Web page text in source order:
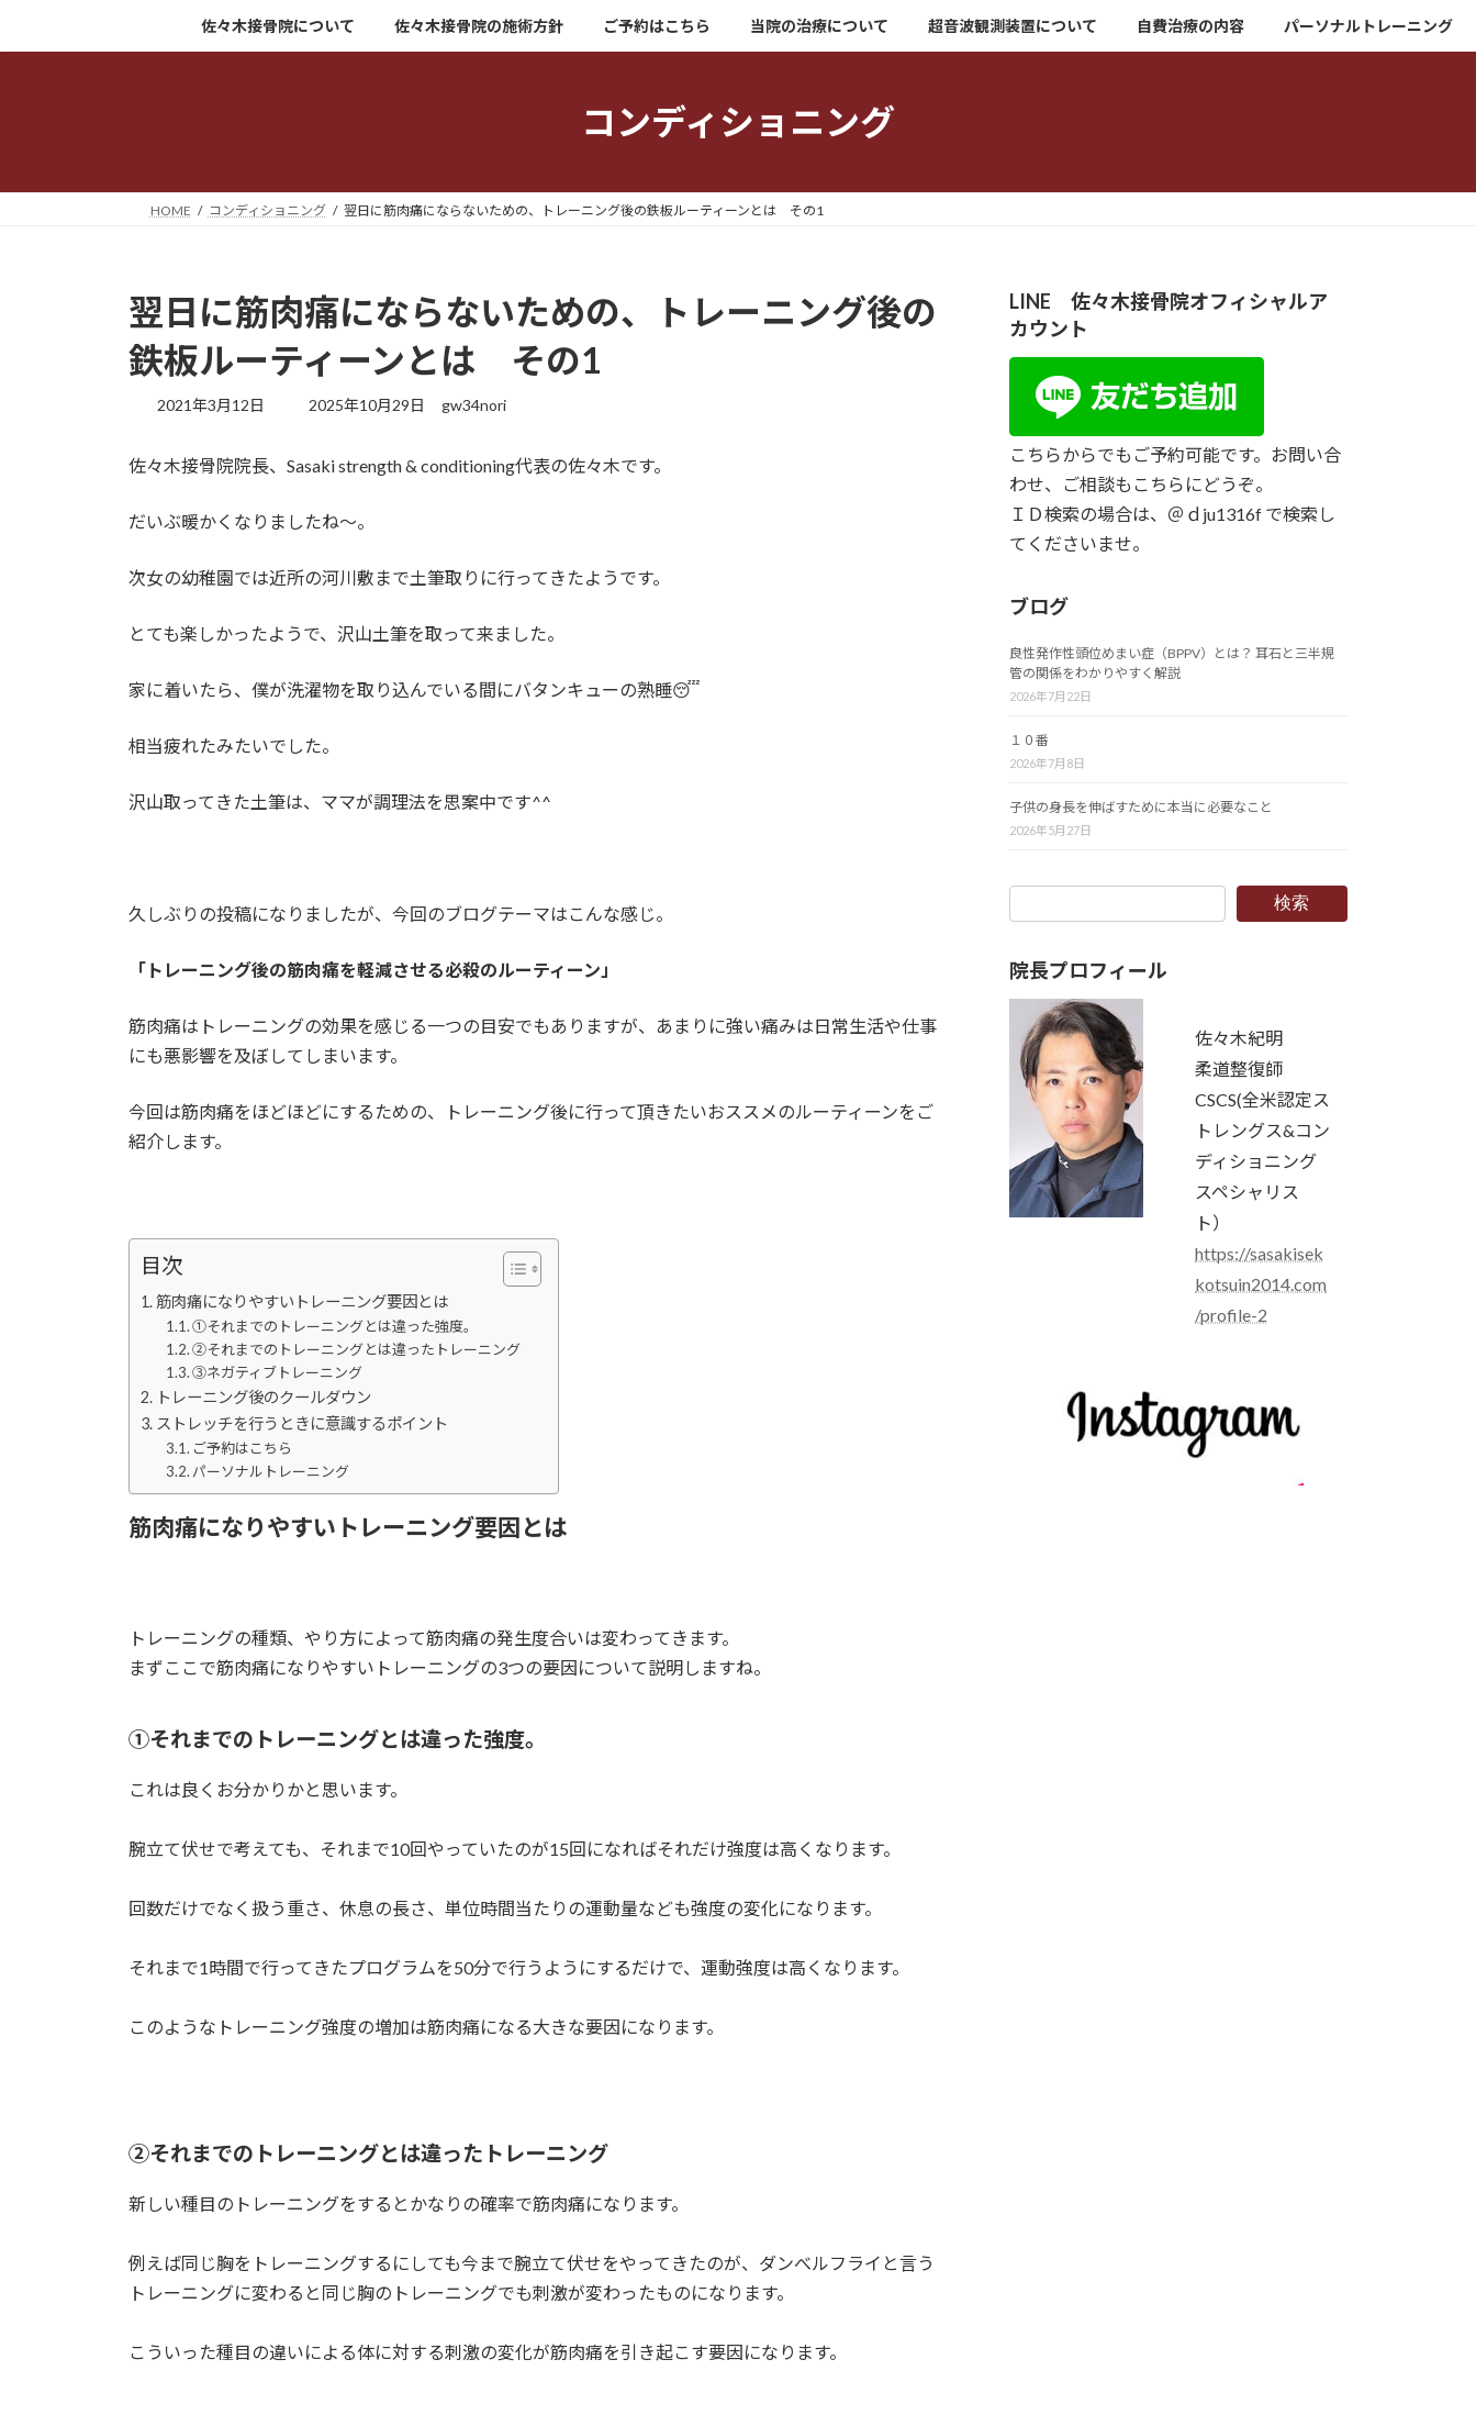
キ
に
佐々木接骨院について 佐々木接骨院の施術方針 ご予約はこちら 当院の治療について 超音波観測装置について 自費治療の内容 パーソナルトレーニング
コンディショニング
HOME コンディショニング 翌日に筋肉痛にならないための、トレーニング後の鉄板ルーティーンとは その1
翌日に筋肉痛にならないための、トレーニング後の
鉄板ルーティーンとは その1
2021年3月12日
最
新
時
:
2025年10月29日 gw34nori
佐々木接骨院院長、Sasaki strength & conditioning代表の佐々木です。
だいぶ暖かくなりましたね～。
次女の幼稚園では近所の河川敷まで土筆取りに行ってきたようです。
とても楽しかったようで、沢山土筆を取って来ました。
家に着いたら、僕が洗濯物を取り込んでいる間にバタンキューの熟睡😴
相当疲れたみたいでした。
沢山取ってきた土筆は、ママが調理法を思案中です^^
久しぶりの投稿になりましたが、今回のブログテーマはこんな感じ。
「トレーニング後の筋肉痛を軽減させる必殺のルーティーン」
筋肉痛はトレーニングの効果を感じる一つの目安でもありますが、あまりに強い痛みは日常生活や仕事
にも悪影響を及ぼしてしまいます。
今回は筋肉痛をほどほどにするための、トレーニング後に行って頂きたいおススメのルーティーンをご
紹介します。
目次
筋肉痛になりやすいトレーニング要因とは
①それまでのトレーニングとは違った強度。
②それまでのトレーニングとは違ったトレーニング
③ネガティブトレーニング
トレーニング後のクールダウン
ストレッチを行うときに意識するポイント
ご予約はこちら
パーソナルトレーニング
筋肉痛になりやすいトレーニング要因とは
トレーニングの種類、やり方によって筋肉痛の発生度合いは変わってきます。
まずここで筋肉痛になりやすいトレーニングの3つの要因について説明しますね。
①それまでのトレーニングとは違った強度。
これは良くお分かりかと思います。
腕立て伏せで考えても、それまで10回やっていたのが15回になればそれだけ強度は高くなります。
回数だけでなく扱う重さ、休息の長さ、単位時間当たりの運動量なども強度の変化になります。
それまで1時間で行ってきたプログラムを50分で行うようにするだけで、運動強度は高くなります。
このようなトレーニング強度の増加は筋肉痛になる大きな要因になります。
②それまでのトレーニングとは違ったトレーニング
新しい種目のトレーニングをするとかなりの確率で筋肉痛になります。
例えば同じ胸をトレーニングするにしても今まで腕立て伏せをやってきたのが、ダンべルフライと言う
トレーニングに変わると同じ胸のトレーニングでも刺激が変わったものになります。
こういった種目の違いによる体に対する刺激の変化が筋肉痛を引き起こす要因になります。
LINE 佐々木接骨院オフィシャルア
カウント
こちらからでもご予約可能です。お問い合
わせ、ご相談もこちらにどうぞ。
ＩＤ検索の場合は、＠ｄju1316f で検索し
てくださいませ。
ブログ
良性発作性頭位めまい症（BPPV）とは？ 耳石と三半規
管の関係をわかりやすく解説
2026年7月22日
１０番
2026年7月8日
子供の身長を伸ばすために本当に必要なこと
2026年5月27日
検索
院長プロフィール
佐々木紀明
柔道整復師
CSCS(全米認定ス
トレングス&コン
ディショニング
スペシャリス
ト）
https://sasakisek
kotsuin2014.com
/profile-2